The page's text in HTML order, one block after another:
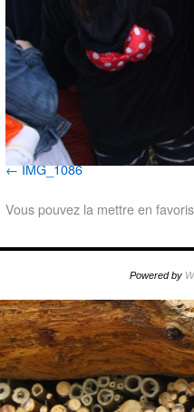
IMG_1086
Vous pouvez la mettre en
Powered by